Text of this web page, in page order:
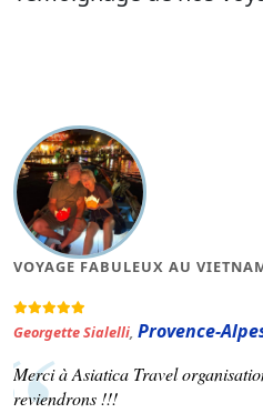
MAGNIFIQUE VOYAGE
Patrick Varinard,
Asiatica travel nous a